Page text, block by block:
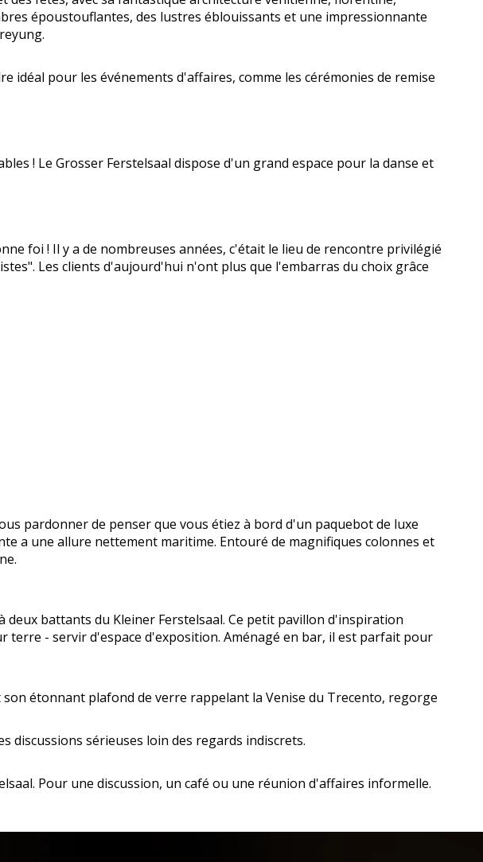
époustouflantes, des lustres éblouissants et une impressionnante
pour les événements d'affaires, comme les cérémonies de remise
! Le Grosser Ferstelsaal dispose d'un grand espace pour la danse et
foi ! Il y a de nombreuses années, c'était le lieu de rencontre privilégié
Les clients d'aujourd'hui n'ont plus que l'embarras du choix grâce
pardonner de penser que vous étiez à bord d'un paquebot de luxe
a une allure nettement maritime. Entouré de magnifiques colonnes et
deux battants du Kleiner Ferstelsaal. Ce petit pavillon d'inspiration
- servir d'espace d'exposition. Aménagé en bar, il est parfait pour
étonnant plafond de verre rappelant la Venise du Trecento, regorge
discussions sérieuses loin des regards indiscrets.
Pour une discussion, un café ou une réunion d'affaires informelle.